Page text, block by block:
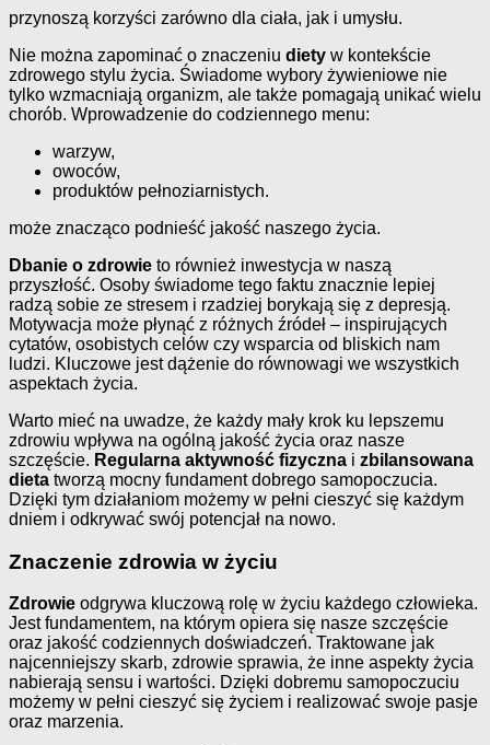
przynoszą korzyści zarówno dla ciała, jak i umysłu.
Nie można zapominać o znaczeniu diety w kontekście
zdrowego stylu życia. Świadome wybory żywieniowe nie
tylko wzmacniają organizm, ale także pomagają unikać wielu
chorób. Wprowadzenie do codziennego menu:
warzyw,
owoców,
produktów pełnoziarnistych.
może znacząco podnieść jakość naszego życia.
Dbanie o zdrowie to również inwestycja w naszą
przyszłość. Osoby świadome tego faktu znacznie lepiej
radzą sobie ze stresem i rzadziej borykają się z depresją.
Motywacja może płynąć z różnych źródeł – inspirujących
cytatów, osobistych celów czy wsparcia od bliskich nam
ludzi. Kluczowe jest dążenie do równowagi we wszystkich
aspektach życia.
Warto mieć na uwadze, że każdy mały krok ku lepszemu
zdrowiu wpływa na ogólną jakość życia oraz nasze
szczęście. Regularna aktywność fizyczna i zbilansowana
dieta tworzą mocny fundament dobrego samopoczucia.
Dzięki tym działaniom możemy w pełni cieszyć się każdym
dniem i odkrywać swój potencjał na nowo.
Znaczenie zdrowia w życiu
Zdrowie odgrywa kluczową rolę w życiu każdego człowieka.
Jest fundamentem, na którym opiera się nasze szczęście
oraz jakość codziennych doświadczeń. Traktowane jak
najcenniejszy skarb, zdrowie sprawia, że inne aspekty życia
nabierają sensu i wartości. Dzięki dobremu samopoczuciu
możemy w pełni cieszyć się życiem i realizować swoje pasje
oraz marzenia.